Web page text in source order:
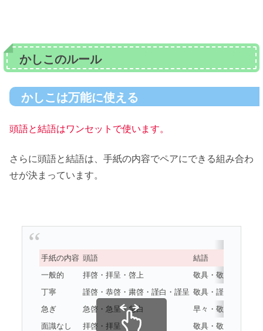
かしこのルール
かしこは万能に使える
頭語と結語はワンセットで使います。
さらに頭語と結語は、手紙の内容でペアにできる組み合わ
せが決まっています。
手紙の内容 頭語
結語
一般的
拝啓・拝呈・啓上 敬具・敬白・拝具・
丁寧
謹啓・恭啓・粛啓・謹白・謹呈 敬具・謹言・謹白
急ぎ
急啓・急呈・急白
早々・敬具・拝具
面識なし
拝啓・拝呈 敬具・敬白・拝具・